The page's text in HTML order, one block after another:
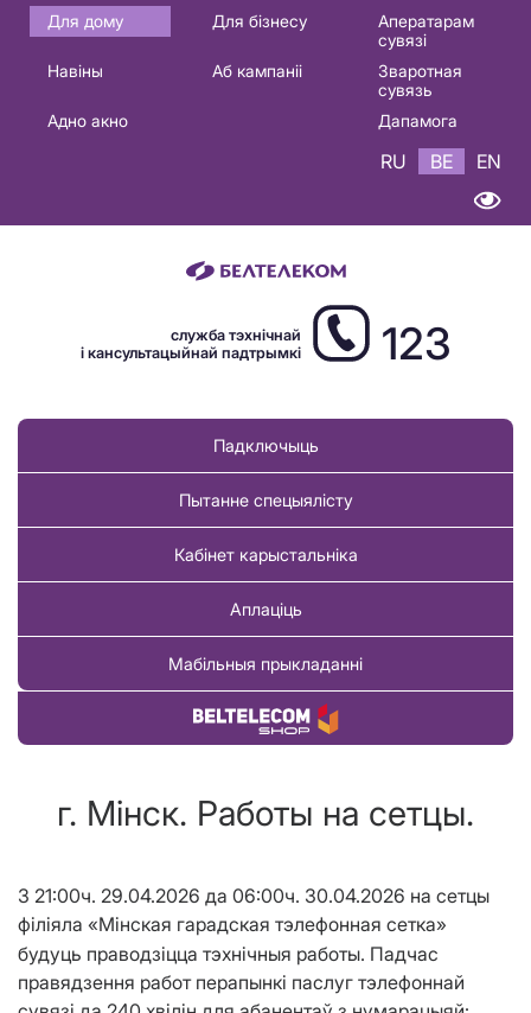
Основная
навигация
Для дому Для бізнесу
Аператарам
сувязі
Навіны
Аб кампаніі
Зваротная
сувязь
Адно акно
Дапамога
RU BE EN
служба тэхнічнай
і кансультацыйнай падтрымкі
123
Падключыць
Пытанне спецыялісту
Кабінет карыстальніка
Аплаціць
Мабільныя прыкладанні
Купіць тавар
г. Мінск. Работы на сетцы.
З 21:00ч. 29.04.2026 да 06:00ч. 30.04.2026 на сетцы
філіяла «Мінская гарадская тэлефонная сетка»
будуць праводзіцца тэхнічныя работы. Падчас
правядзення работ перапынкі паслуг тэлефоннай